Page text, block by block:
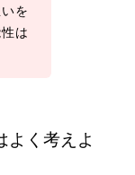
を
は
よく考えよ